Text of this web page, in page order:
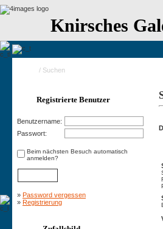
Knirsches
/ Suchen
Registrierte Benutzer
Benutzername:
Passwort:
Beim nächsten Besuch automatisch
anmelden?
» Password vergessen
» Registrierung